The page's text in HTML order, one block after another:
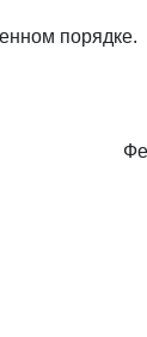
порядке.